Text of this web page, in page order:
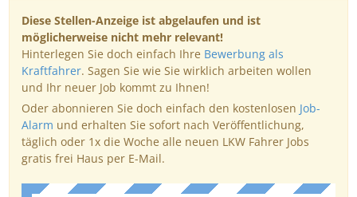
Diese Stellen-Anzeige ist abgelaufen und ist
möglicherweise nicht mehr relevant!
Hinterlegen Sie doch einfach Ihre Bewerbung als
Kraftfahrer. Sagen Sie wie Sie wirklich arbeiten wollen
und Ihr neuer Job kommt zu Ihnen!
Oder abonnieren Sie doch einfach den kostenlosen Job-
Alarm und erhalten Sie sofort nach Veröffentlichung,
täglich oder 1x die Woche alle neuen LKW Fahrer Jobs
gratis frei Haus per E-Mail.